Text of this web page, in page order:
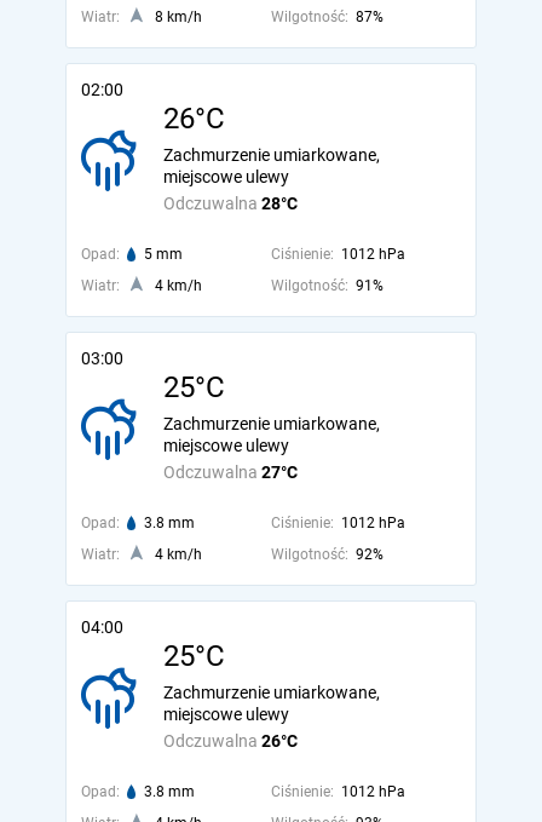
Wiatr:
8 km/h Wilgotność: 87%
02:00
26°C
Odczuwalna 28°C
Zachmurzenie umiarkowane,
miejscowe ulewy
Opad: 5 mm Ciśnienie: 1012 hPa
Wiatr:
4 km/h Wilgotność: 91%
03:00
25°C
Odczuwalna 27°C
Zachmurzenie umiarkowane,
miejscowe ulewy
Opad: 3.8 mm Ciśnienie: 1012 hPa
Wiatr:
4 km/h Wilgotność: 92%
04:00
25°C
Odczuwalna 26°C
Zachmurzenie umiarkowane,
miejscowe ulewy
Opad: 3.8 mm Ciśnienie: 1012 hPa